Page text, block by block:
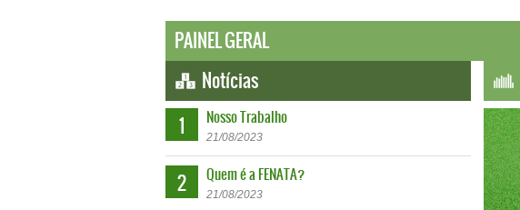
PAINEL GERAL
Notícias
1
Nosso Trabalho
21/08/2023
2 Quem é a FENATA?
21/08/2023